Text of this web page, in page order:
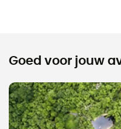
Goed voor jouw